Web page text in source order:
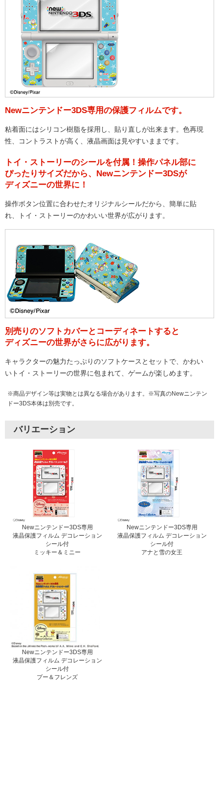
Newニンテンドー3DS専用の保護フィルムです。
粘着面にはシリコン樹脂を採用し、貼り直しが出来ます。色再現
性、コントラストが高く、液晶画面は見やすいままです。
トイ・ストーリーのシールを付属！操作パネル部に
ぴったりサイズだから、Newニンテンドー3DSが
ディズニーの世界に！
操作ボタン位置に合わせたオリジナルシールだから、簡単に貼
れ、トイ・ストーリーのかわいい世界が広がります。
別売りのソフトカバーとコーディネートすると
ディズニーの世界がさらに広がります。
キャラクターの魅力たっぷりのソフトケースとセットで、かわい
いトイ・ストーリーの世界に包まれて、ゲームが楽しめます。
※商品デザイン等は実物とは異なる場合があります。※写真のNewニンテン
ドー3DS本体は別売です。
バリエーション
Newニンテンドー3DS専用
液晶保護フィルム デコレーション
シール付
ミッキー＆ミニー
Newニンテンドー3DS専用
液晶保護フィルム デコレーション
シール付
アナと雪の女王
Newニンテンドー3DS専用
液晶保護フィルム デコレーション
シール付
プー＆フレンズ